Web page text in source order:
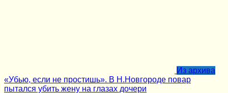
Из архива
«Убью, если не простишь». В Н.Новгороде повар
пытался убить жену на глазах дочери